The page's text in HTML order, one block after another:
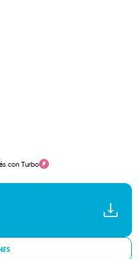
con Turbo